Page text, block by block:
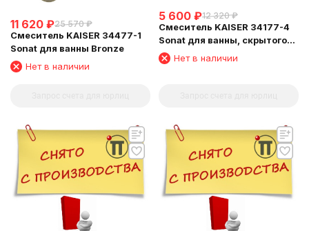
11 620 ₽25 570 ₽
Смеситель KAISER 34477-1
Sonat для ванны Bronze
Нет в наличии
5 600 ₽12 320 ₽
Смеситель KAISER 34177-4
Sonat для ванны, скрытого
монтажа
Нет в наличии